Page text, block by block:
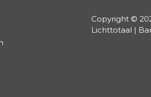
Copyright ©
Lichttotaal |